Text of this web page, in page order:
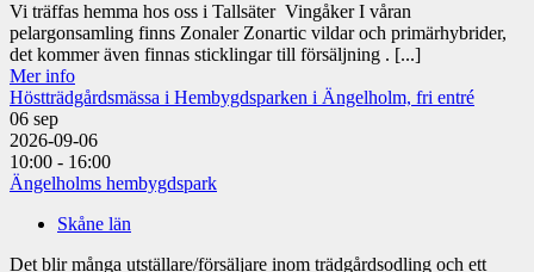
Vi träffas hemma hos oss i Tallsäter Vingåker I våran
pelargonsamling finns Zonaler Zonartic vildar och primärhybrider,
det kommer även finnas sticklingar till försäljning . [...]
Mer info
Höstträdgårdsmässa i Hembygdsparken i Ängelholm, fri entré
06 sep
2026-09-06
10:00 - 16:00
Ängelholms hembygdspark
Skåne län
Det blir många utställare/försäljare inom trädgårdsodling och ett